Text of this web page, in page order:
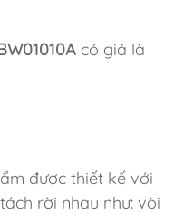
có giá là
được thiết kế với
rời nhau như: vòi